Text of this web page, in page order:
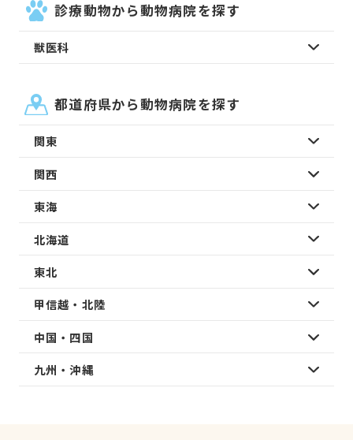
診療動物から動物病院を探す
獣医科
都道府県から動物病院を探す
関東
関西
東海
北海道
東北
甲信越・北陸
中国・四国
九州・沖縄